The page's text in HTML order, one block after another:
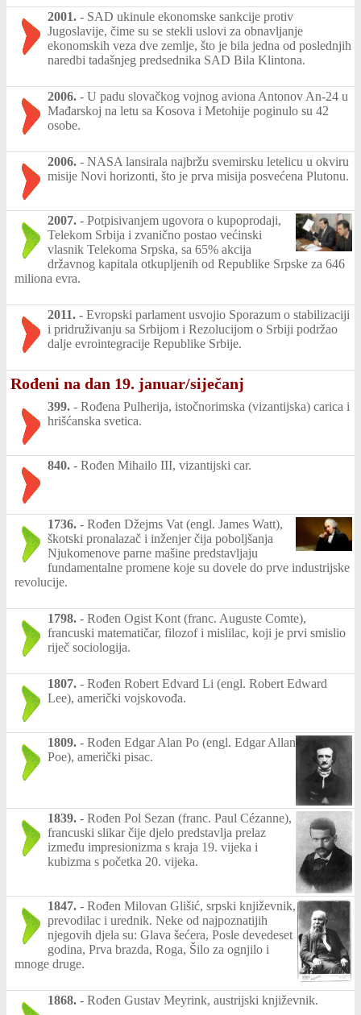
2001. - SAD ukinule ekonomske sankcije protiv
Jugoslavije, čime su se stekli uslovi za obnavljanje
ekonomskih veza dve zemlje, što je bila jedna od poslednjih
naredbi tadašnjeg predsednika SAD Bila Klintona.
2006. - U padu slovačkog vojnog aviona Antonov An-24 u
Mađarskoj na letu sa Kosova i Metohije poginulo su 42
osobe.
2006. - NASA lansirala najbržu svemirsku letelicu u okviru
misije Novi horizonti, što je prva misija posvećena Plutonu.
2007. - Potpisivanjem ugovora o kupoprodaji,
Telekom Srbija i zvanično postao većinski
vlasnik Telekoma Srpska, sa 65% akcija
državnog kapitala otkupljenih od Republike Srpske za 646
miliona evra.
2011. - Evropski parlament usvojio Sporazum o stabilizaciji
i pridruživanju sa Srbijom i Rezolucijom o Srbiji podržao
dalje evrointegracije Republike Srbije.
Rođeni na dan 19. januar/siječanj
399. - Rođena Pulherija, istočnorimska (vizantijska) carica i
hrišćanska svetica.
840. - Rođen Mihailo III, vizantijski car.
1736. - Rođen Džejms Vat (engl. James Watt),
škotski pronalazač i inženjer čija poboljšanja
Njukomenove parne mašine predstavljaju
fundamentalne promene koje su dovele do prve industrijske
revolucije.
1798. - Rođen Ogist Kont (franc. Auguste Comte),
francuski matematičar, filozof i mislilac, koji je prvi smislio
riječ sociologija.
1807. - Rođen Robert Edvard Li (engl. Robert Edward
Lee), američki vojskovođa.
1809. - Rođen Edgar Alan Po (engl. Edgar Allan
Poe), američki pisac.
1839. - Rođen Pol Sezan (franc. Paul Cézanne),
francuski slikar čije djelo predstavlja prelaz
između impresionizma s kraja 19. vijeka i
kubizma s početka 20. vijeka.
1847. - Rođen Milovan Glišić, srpski književnik,
prevodilac i urednik. Neke od najpoznatijih
njegovih djela su: Glava šećera, Posle devedeset
godina, Prva brazda, Roga, Šilo za ognjilo i
mnoge druge.
1868. - Rođen Gustav Meyrink, austrijski književnik.